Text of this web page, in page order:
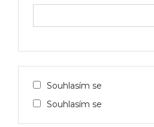
Souhlasím se
Souhlasím se